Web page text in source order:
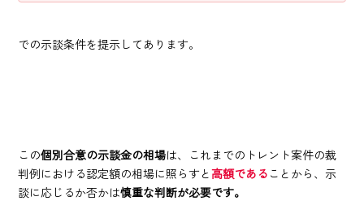
での示談条件を提示してあります。
この個別合意の示談金の相場は、これまでのトレント案件の裁
判例における認定額の相場に照らすと高額である ことから、示
談に応じるか否かは慎重な判断が必要です。